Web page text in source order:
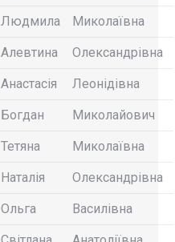
Людмила Миколаївна
Алевтина Олександрівна
Анастасія Леонідівна
Богдан Миколайович
Тетяна Миколаївна
Наталія Олександрівна
Ольга Василівна